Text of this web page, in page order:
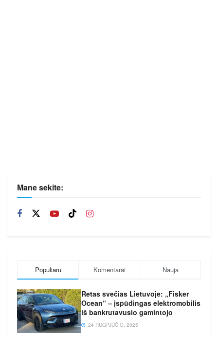
Mane sekite:
Populiaru Komentarai Nauja
Retas svečias Lietuvoje: „Fisker
Ocean“ – įspūdingas elektromobilis
iš bankrutavusio gamintojo
24 RUGPJŪČIO, 2025